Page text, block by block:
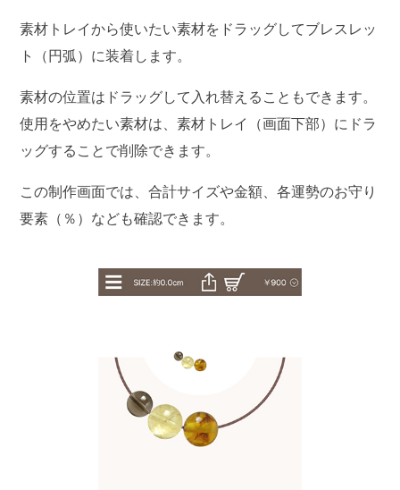
素材トレイから使いたい素材をドラッグしてブレスレッ
ト（円弧）に装着します。
素材の位置はドラッグして入れ替えることもできます。
使用をやめたい素材は、素材トレイ（画面下部）にドラ
ッグすることで削除できます。
この制作画面では、合計サイズや金額、各運勢のお守り
要素（％）なども確認できます。